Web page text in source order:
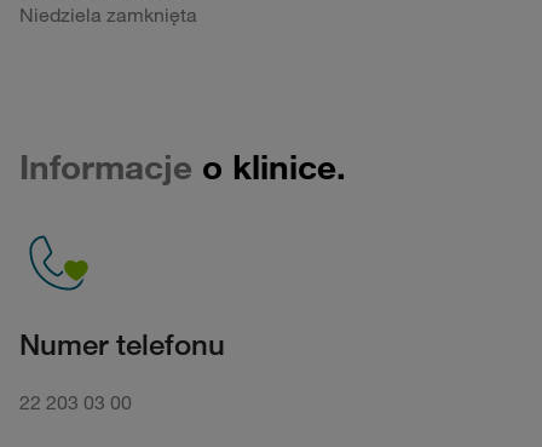
Niedziela zamknięta
Informacje o klinice.
Numer telefonu
22 203 03 00